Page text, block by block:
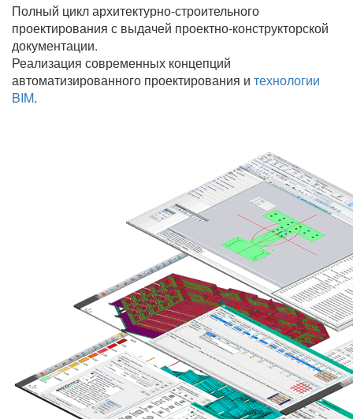
Полный цикл архитектурно-строительного
проектирования с выдачей проектно-конструкторской
документации.
Реализация современных концепций
автоматизированного проектирования и технологии
BIM.